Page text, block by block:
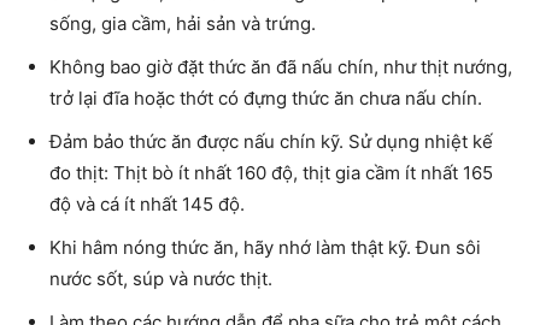
sống, gia cầm, hải sản và trứng.
Không bao giờ đặt thức ăn đã nấu chín, như thịt nướng,
trở lại đĩa hoặc thớt có đựng thức ăn chưa nấu chín.
Đảm bảo thức ăn được nấu chín kỹ. Sử dụng nhiệt kế
đo thịt: Thịt bò ít nhất 160 độ, thịt gia cầm ít nhất 165
độ và cá ít nhất 145 độ.
Khi hâm nóng thức ăn, hãy nhớ làm thật kỹ. Đun sôi
nước sốt, súp và nước thịt.